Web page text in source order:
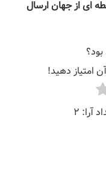
ای از جهان ارسال
امتیاز دهید!
2